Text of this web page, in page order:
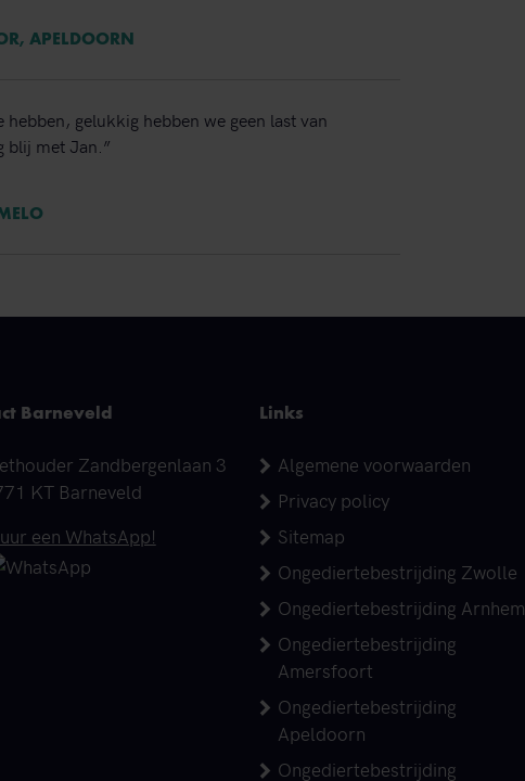
APELDOORN
gelukkig hebben we geen last van
blij met Jan.”
Barneveld
Zandbergenlaan 3
KT Barneveld
een WhatsApp!
Links
Algemene voorwaarden
Privacy policy
Sitemap
Ongediertebestrijding Zwolle
Ongediertebestrijding Arnhem
Ongediertebestrijding
Amersfoort
Ongediertebestrijding
Apeldoorn
Ongediertebestrijding